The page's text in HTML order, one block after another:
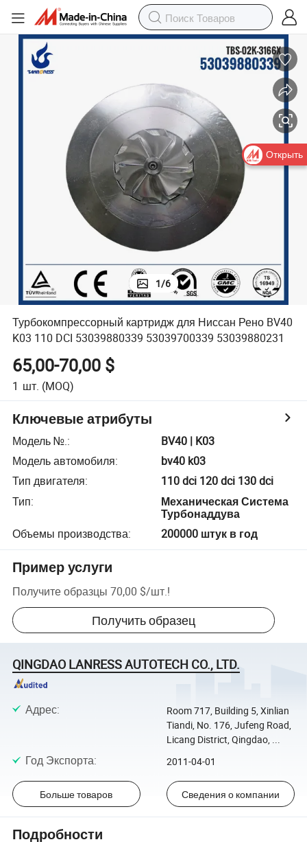
1/6
Турбокомпрессорный картридж для Ниссан Рено BV40
K03 110 DCI 53039880339 53039700339 53039880231
65,00-70,00 $
1 шт. (MOQ)
Ключевые атрибуты
Модель №.:
BV40 | K03
Модель автомобиля:
bv40 k03
Тип двигателя:
110 dci 120 dci 130 dci
Тип:
Механическая Система
Турбонаддува
Объемы производства: 200000 штук в год
Пример услуги
Получите образцы 70,00 $/шт.!
Получить образец
QINGDAO LANRESS AUTOTECH CO., LTD.
Адрес:
Room 717, Building 5, Xinlian
Tiandi, No. 176, Jufeng Road,
Licang District, Qingdao, ...
Год Экспорта: 2011-04-01
Больше товаров Сведения о компании
Подробности
Открыть